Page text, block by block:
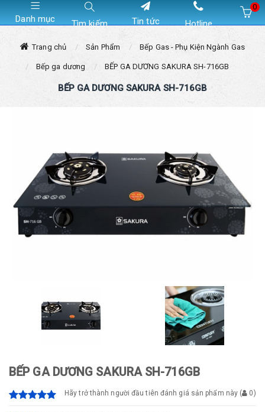
Danh mục Tìm kiếm Tin tức Hotline
0
Trang chủ Sản Phẩm Bếp Gas - Phụ Kiện Ngành Gas
Bếp ga dương BẾP GA DƯƠNG SAKURA SH-716GB
BẾP GA DƯƠNG SAKURA SH-716GB
BẾP GA DƯƠNG SAKURA SH-716GB
Hãy trở thành người đầu tiên đánh giá sản phẩm này ( 0)